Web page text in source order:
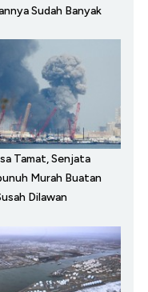
Sudah Banyak
Tamat, Senjata
Murah Buatan
Dilawan